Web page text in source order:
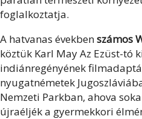
foglalkoztatja.
A hatvanas évekbenszámos
köztük Karl May Az Ezüst-tó
indiánregényének
nyugatnémetek
Nemzeti Parkban, ahova
újraéljék a gyermekkori